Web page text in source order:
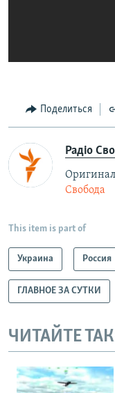
Поделиться
Радіо
Свобода
This item is part of
Украина Россия
ГЛАВНОЕ ЗА СУТКИ
ЧИТАЙТЕ